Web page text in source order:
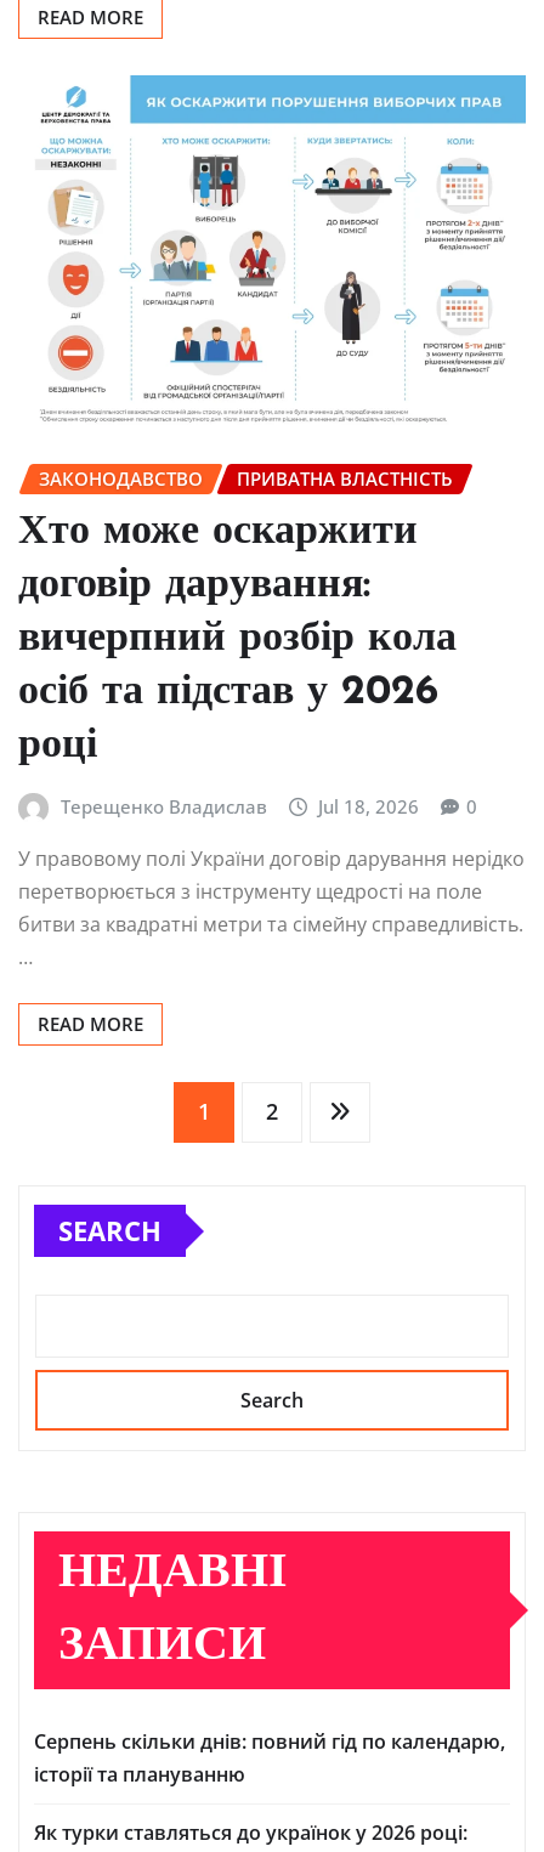
READ MORE
ЗАКОНОДАВСТВО ПРИВАТНА ВЛАСТНІСТЬ
Хто може оскаржити
договір дарування:
вичерпний розбір кола
осіб та підстав у 2026
році
Терещенко Владислав Jul 18, 2026 0
У правовому полі України договір дарування нерідко
перетворюється з інструменту щедрості на поле
битви за квадратні метри та сімейну справедливість.
…
READ MORE
1 2
SEARCH
Search
НЕДАВНІ
ЗАПИСИ
Серпень скільки днів: повний гід по календарю,
історії та плануванню
Як турки ставляться до українок у 2026 році: